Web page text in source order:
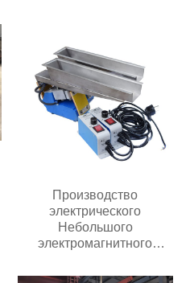
Производство
электрического
Небольшого
электромагнитного
вибрирующего лоткового